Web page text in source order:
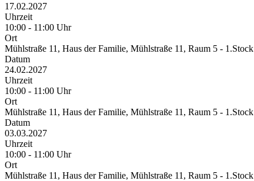
17.02.2027
Uhrzeit
10:00 - 11:00 Uhr
Ort
Mühlstraße 11, Haus der Familie, Mühlstraße 11, Raum 5 - 1.Stock
Datum
24.02.2027
Uhrzeit
10:00 - 11:00 Uhr
Ort
Mühlstraße 11, Haus der Familie, Mühlstraße 11, Raum 5 - 1.Stock
Datum
03.03.2027
Uhrzeit
10:00 - 11:00 Uhr
Ort
Mühlstraße 11, Haus der Familie, Mühlstraße 11, Raum 5 - 1.Stock